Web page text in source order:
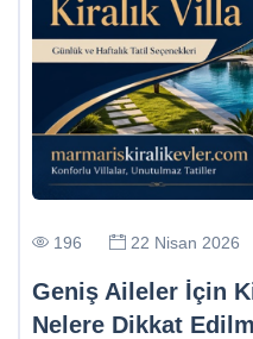
196 22 Nisan 2026
Geniş Aileler İçin
Nelere Dikkat